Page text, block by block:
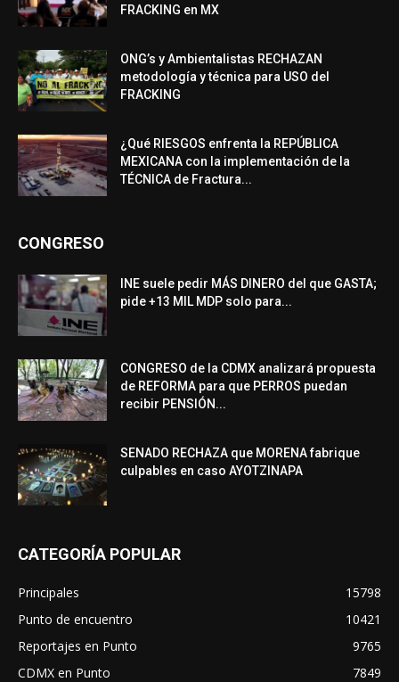
FRACKING en MX
ONG’s y Ambientalistas RECHAZAN
metodología y técnica para USO del
FRACKING
¿Qué RIESGOS enfrenta la REPÚBLICA
MEXICANA con la implementación de la
TÉCNICA de Fractura...
CONGRESO
INE suele pedir MÁS DINERO del que GASTA;
pide +13 MIL MDP solo para...
CONGRESO de la CDMX analizará propuesta
de REFORMA para que PERROS puedan
recibir PENSIÓN...
SENADO RECHAZA que MORENA fabrique
culpables en caso AYOTZINAPA
CATEGORÍA POPULAR
Principales
15798
Punto de encuentro
10421
Reportajes en Punto
9765
CDMX en Punto
7849